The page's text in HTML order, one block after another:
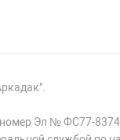
Эл № ФС77-